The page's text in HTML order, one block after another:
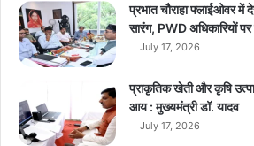
स
र
के
भा
र
प्रभात चौराहा फ्लाईओवर में
सारंग, PWD अधिकारियों पर
July 17, 2026
प्राकृतिक खेती और कृषि
आय : मुख्यमंत्री डॉ. यादव
July 17, 2026